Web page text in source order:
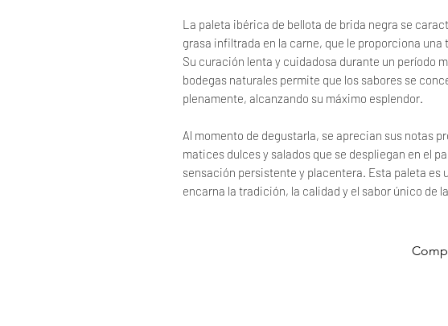
La paleta ibérica de bellota de brida negra se
grasa infiltrada en la carne, que le proporciona una
Su curación lenta y cuidadosa durante un período
bodegas naturales permite que los sabores se
plenamente, alcanzando su máximo esplendor.
Al momento de degustarla, se aprecian sus notas
matices dulces y salados que se despliegan en el
sensación persistente y placentera. Esta paleta es
encarna la tradición, la calidad y el sabor único de